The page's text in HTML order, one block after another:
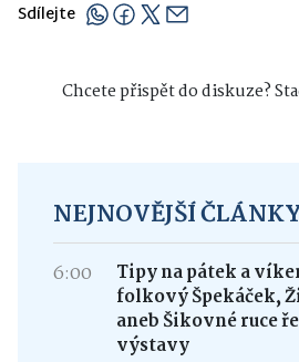
Sdílejte
Chcete přispět do diskuze?
NEJNOVĚJŠÍ
6:00
Tipy na pátek a
folkový Špekáček,
aneb Šikovné ruce
výstavy